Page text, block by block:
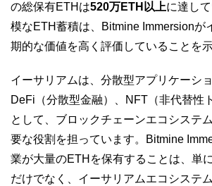
の総保有ETHは520万ETH以上に達し
模なETH蓄積は、Bitmine Immersionが
期的な価値を高く評価していることを
イーサリアムは、分散型アプリケーシ
DeFi（分散型金融）、NFT（非代替性
として、ブロックチェーンエコシステ
要な役割を担っています。Bitmine
業が大量のETHを保有することは、単
だけでなく、イーサリアムエコシステ